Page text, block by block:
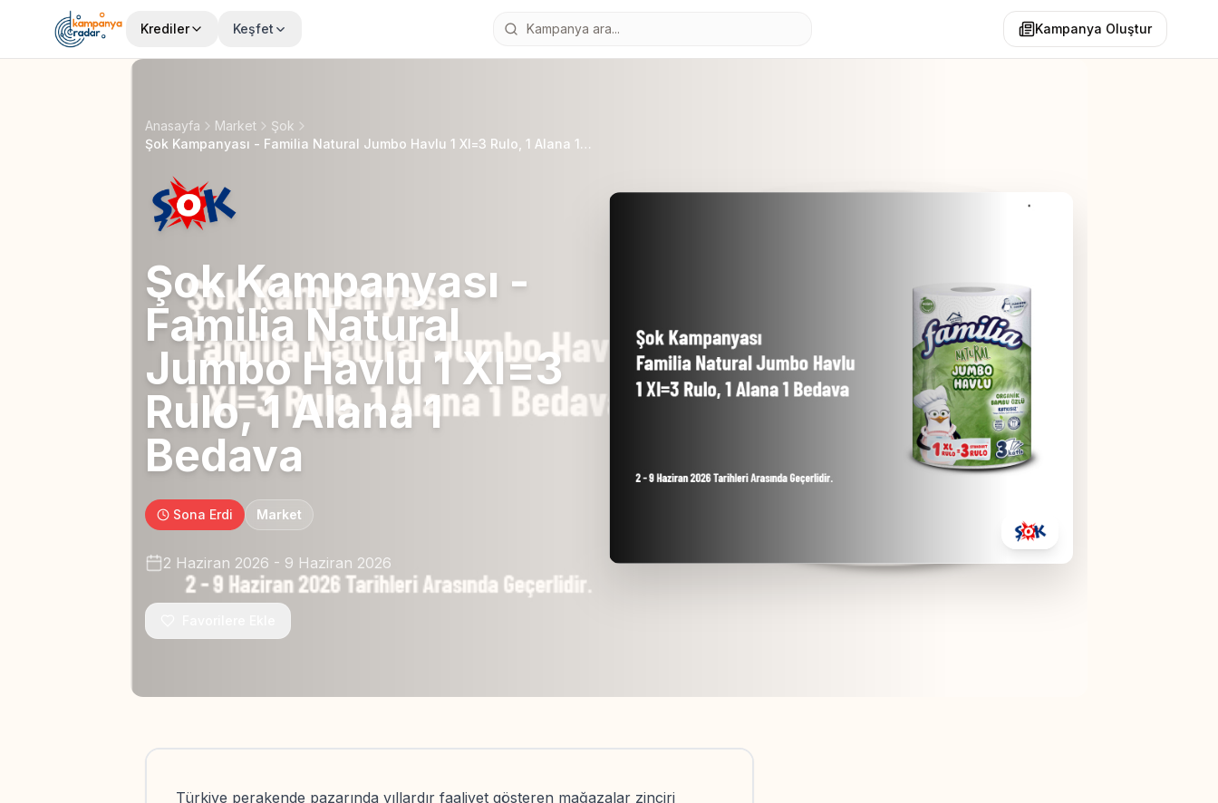
Krediler Keşfet Kampanya Oluştur
Anasayfa Market
Şok
Şok Kampanyası - Familia Natural Jumbo Havlu 1 Xl=3 Rulo, 1 Alana 1 Bedava
Şok Kampanyası -
Familia Natural
Jumbo Havlu 1 Xl=3
Rulo, 1 Alana 1
Bedava
Sona Erdi Market
2 Haziran 2026 - 9 Haziran 2026
Türkiye perakende pazarında yıllardır faaliyet gösteren mağazalar zinciri